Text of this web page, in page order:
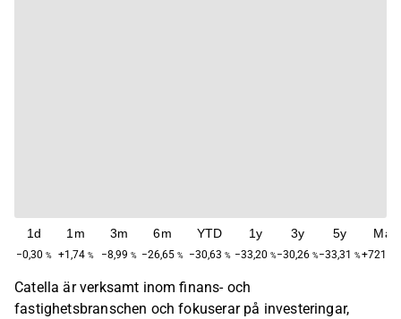
1d
−0,30 %
1m
+1,74 %
3m
−8,99 %
6m
−26,65 %
YTD
−30,63 %
1y
−33,20 %
3y
−30,26 %
5y
−33,31 %
Max
+721,79
Catella är verksamt inom finans- och
fastighetsbranschen och fokuserar på investeringar,